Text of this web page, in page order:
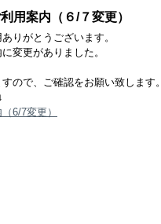
用案内（６/７変更）
りがとうございます。
変更がありました。
ので、ご確認をお願い致します。
6/7変更）